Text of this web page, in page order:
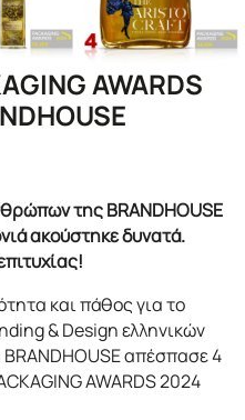
AWARDS
της BRANDHOUSE
ακούστηκε δυνατά.
και πάθος για το
& Design ελληνικών
απέσπασε 4
AWARDS 2024